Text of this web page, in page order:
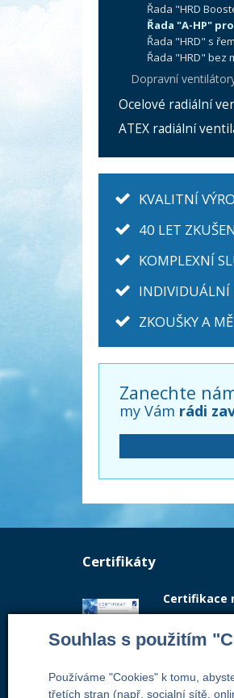
Souhlas s použitím
Používáme "Cookies" k tomu,
třetích stran (např. socialní sítě,
Řada "HRD
Řada "A-HP"
Řada "HRD" s
Řada "HRD" bez
Dopravní
Ocelové radiální
ATEX radiální
KVALITNÍ
40 LET
KOMPLEXNÍ
INDIVIDUÁLNÍ
ZKOUŠKY A
Zanechte
my Vám rádi
Certifikáty
Certifikace
Vydán
systém
Číslo